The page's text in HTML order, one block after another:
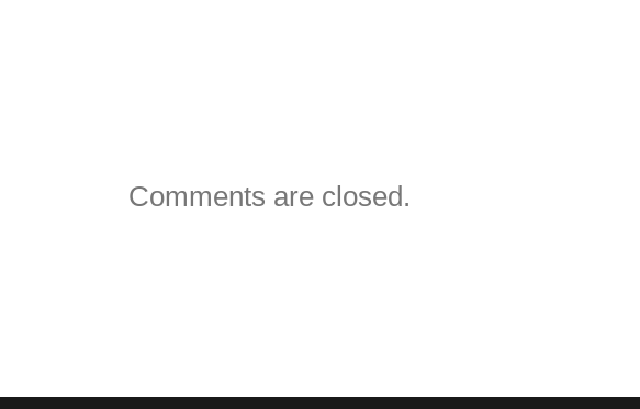
Comments are closed.